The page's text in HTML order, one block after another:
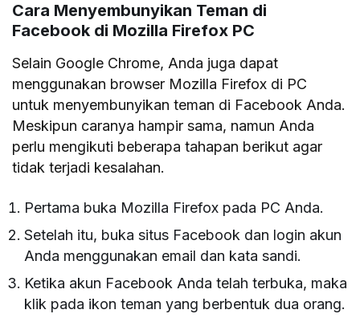
Cara Menyembunyikan Teman di
Facebook di Mozilla Firefox PC
Selain Google Chrome, Anda juga dapat
menggunakan browser Mozilla Firefox di PC
untuk menyembunyikan teman di Facebook Anda.
Meskipun caranya hampir sama, namun Anda
perlu mengikuti beberapa tahapan berikut agar
tidak terjadi kesalahan.
Pertama buka Mozilla Firefox pada PC Anda.
Setelah itu, buka situs Facebook dan login akun
Anda menggunakan email dan kata sandi.
Ketika akun Facebook Anda telah terbuka, maka
klik pada ikon teman yang berbentuk dua orang.